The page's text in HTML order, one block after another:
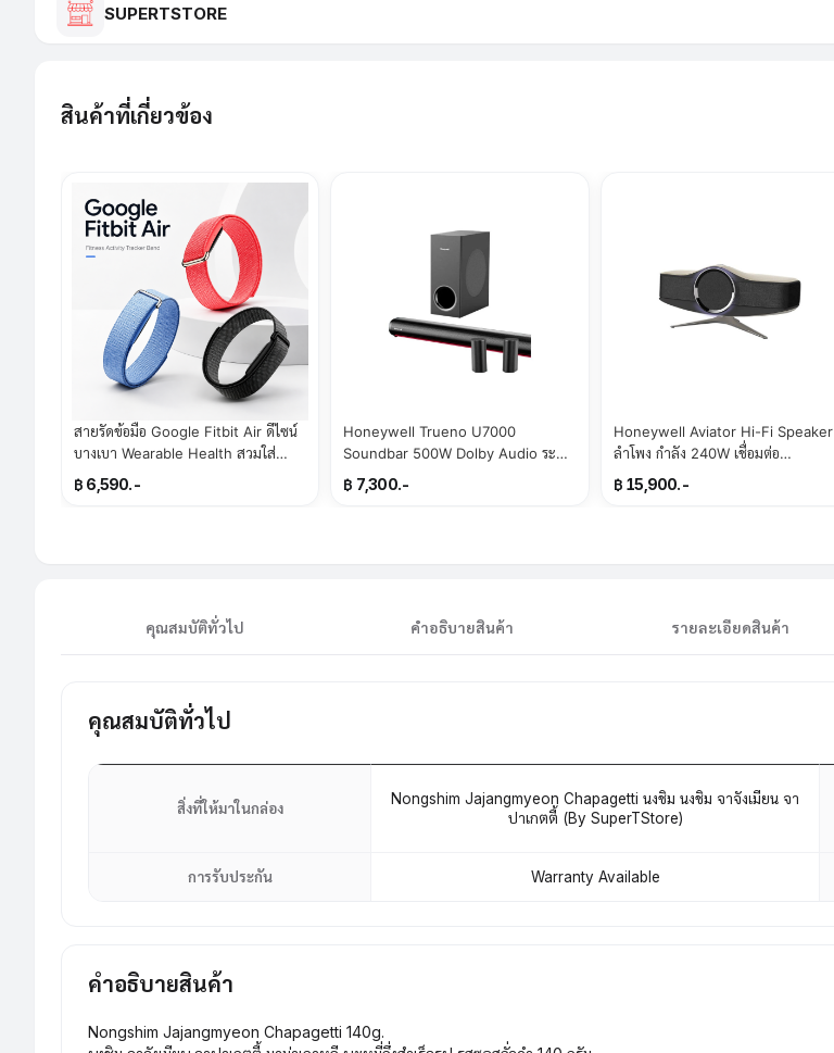
SUPERTSTORE
สินค้าที่เกี่ยวข้อง
สายรัดข้อมือ Google Fitbit Air ดีไซน์
บางเบา Wearable Health สวมใส่
สบายในทุกมิติ(By SuperTStore)
฿ 6,590.-
Honeywell Trueno U7000
Soundbar 500W Dolby Audio ระบบ
เสียง 3มิติ มีรีโมทควบคุม ปรับแต่งเสียง
ได้
฿ 7,300.-
Honeywell Aviator Hi-Fi Speaker
ลำโพง กำลัง 240W เชื่อมต่อ
Bluetooth V5.3 ระยะ 30 เมตร ไฟ
LED
฿ 15,900.-
คุณสมบัติทั่วไป คำอธิบายสินค้า รายละเอียดสินค้า
คุณสมบัติทั่วไป
สิ่งที่ให้มาในกล่อง
Nongshim Jajangmyeon Chapagetti นงชิม นงชิม จาจังเมียน จา
ปาเกตตี้ (By SuperTStore)
การรับประกัน Warranty Available
คำอธิบายสินค้า
Nongshim Jajangmyeon Chapagetti 140g.